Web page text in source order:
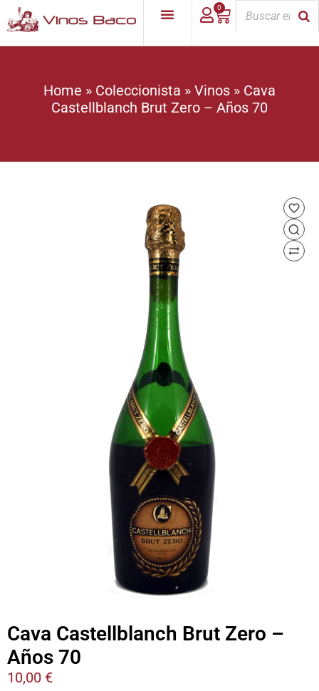
0
Home » Coleccionista » Vinos » Cava
Castellblanch Brut Zero – Años 70
Cava Castellblanch Brut Zero –
Años 70
10,00 €